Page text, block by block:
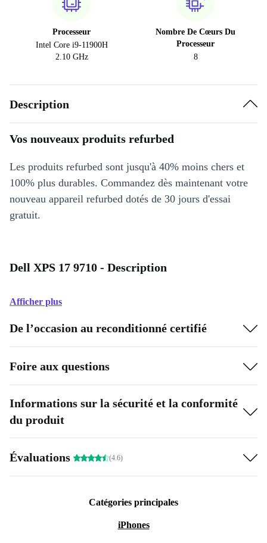
Processeur
Intel Core i9-11900H
2.10 GHz
Nombre De Cœurs Du
Processeur
8
Description
Vos nouveaux produits refurbed
Les produits refurbed sont jusqu'à 40% moins chers et
100% plus durables. Commandez dès maintenant votre
nouveau appareil refurbed dotés de 30 jours d'essai
gratuit.
Dell XPS 17 9710 - Description
Afficher plus
De l’occasion au reconditionné certifié
Foire aux questions
Informations sur la sécurité et la conformité
du produit
Évaluations (4.6)
Catégories principales
iPhones